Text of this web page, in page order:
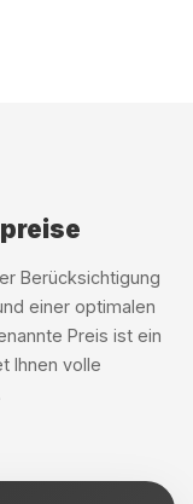
Berücksichtigung
einer optimalen
Preis ist ein
Ihnen volle